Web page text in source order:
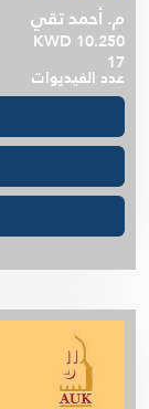
م. أحمد تقي
KWD 10.250
17
عدد الفيديوات